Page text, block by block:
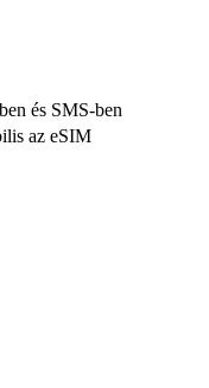
és SMS-ben
az eSIM